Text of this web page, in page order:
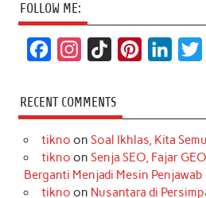
FOLLOW ME:
c
e
b
o
s
t
a
r
k
T
o
k
t
e
r
e
k
e
d
I
t
RECENT COMMENTS
tikno on Soal Ikhlas, Kita
tikno on Senja SEO, Fajar
Berganti Menjadi Mesin Penjawab
tikno on Nusantara di